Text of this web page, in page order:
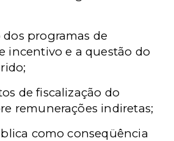
programas de
incentivo e a questão do
de fiscalização do
remunerações indiretas;
como conseqüência